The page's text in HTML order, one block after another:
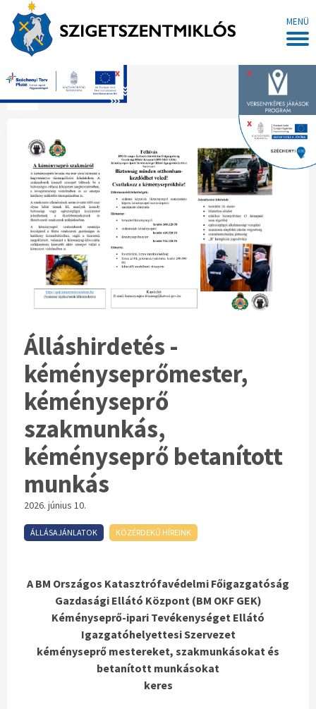
MENÜ
x
x
x
Főoldal
Álláshirdetés -
kéményseprőmester,
kéményseprő
szakmunkás,
kéményseprő betanított
munkás
2026. június 10.
ÁLLÁSAJÁNLATOK KÖZÉRDEKŰ HÍREINK
A BM Országos Katasztrófavédelmi Főigazgatóság
Gazdasági Ellátó Központ (BM OKF GEK)
Kéményseprő-ipari Tevékenységet Ellátó
Igazgatóhelyettesi Szervezet
kéményseprő mestereket, szakmunkásokat és
betanított munkásokat
keres